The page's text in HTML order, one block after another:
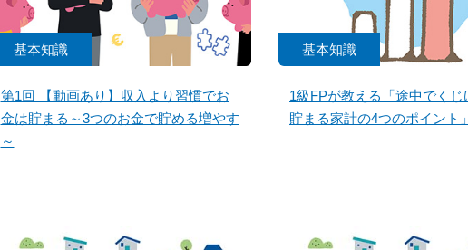
基本知識
第1回 【動画あり】収入より習慣でお
金は貯まる～3つのお金で貯める増やす
～
基本知識
1級FPが教える「途中でくじ
貯まる家計の4つのポイント